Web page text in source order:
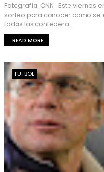
Fotografía: CNN Este viernes
sorteo para conocer como se
todas las confedera...
READ MORE
FUTBOL